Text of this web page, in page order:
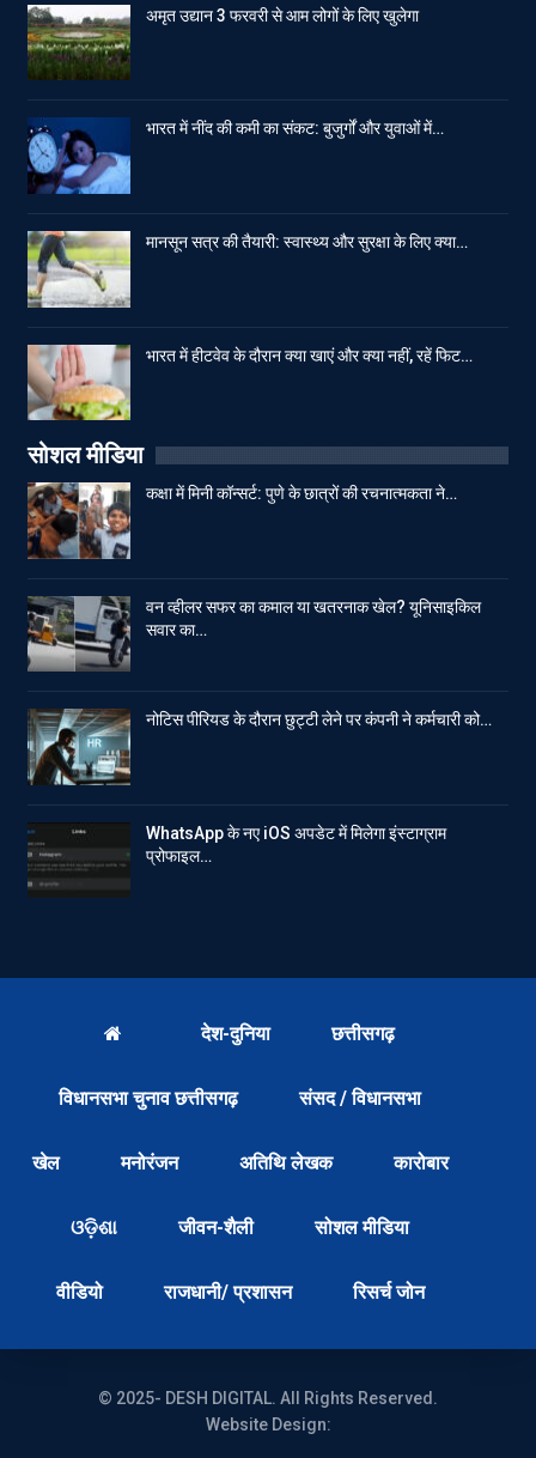
अमृत उद्यान 3 फरवरी से आम लोगों के लिए खुलेगा
भारत में नींद की कमी का संकट: बुजुर्गों और युवाओं में…
मानसून सत्र की तैयारी: स्वास्थ्य और सुरक्षा के लिए क्या…
भारत में हीटवेव के दौरान क्या खाएं और क्या नहीं, रहें फिट…
सोशल मीडिया
कक्षा में मिनी कॉन्सर्ट: पुणे के छात्रों की रचनात्मकता ने…
वन व्हीलर सफर का कमाल या खतरनाक खेल? यूनिसाइकिल
सवार का…
नोटिस पीरियड के दौरान छुट्टी लेने पर कंपनी ने कर्मचारी को…
WhatsApp के नए iOS अपडेट में मिलेगा इंस्टाग्राम
प्रोफाइल…
देश-दुनिया छत्तीसगढ़
विधानसभा चुनाव छत्तीसगढ़ संसद / विधानसभा
खेल मनोरंजन अतिथि लेखक कारोबार
ଓଡ଼ିଶା जीवन-शैली सोशल मीडिया
वीडियो राजधानी/ प्रशासन रिसर्च जोन
© 2025- DESH DIGITAL. All Rights Reserved.
Website Design: